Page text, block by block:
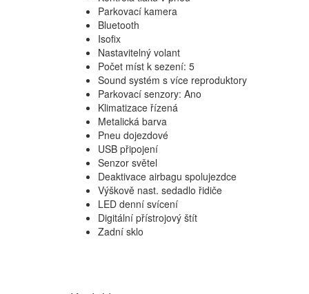
Parkovací kamera
Bluetooth
Isofix
Nastavitelný volant
Počet míst k sezení: 5
Sound systém s více reproduktory
Parkovací senzory: Ano
Klimatizace řízená
Metalická barva
Pneu dojezdové
USB připojení
Senzor světel
Deaktivace airbagu spolujezdce
Výškově nast. sedadlo řidiče
LED denní svícení
Digitální přístrojový štít
Zadní sklo